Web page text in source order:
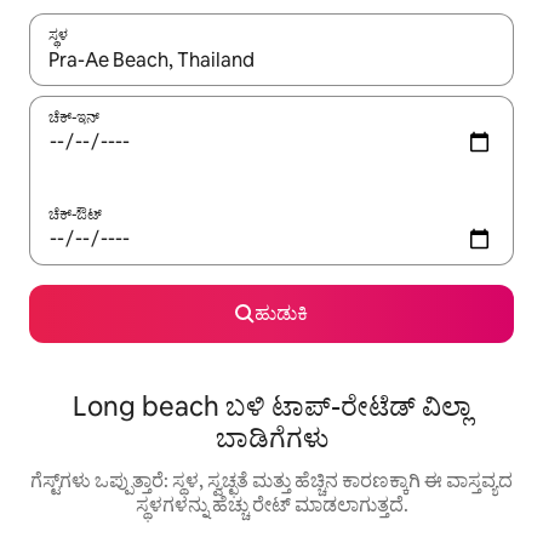
ಸ್ಥಳ
ಫಲಿತಾಂಶಗಳು ಲಭ್ಯವಿರುವಾಗ, ಅಪ್ ಮತ್ತು ಡೌನ್ ಬಾಣದ ಕೀಲಿಗಳೊಂದಿಗೆ
ಚೆಕ್-ಇನ್
ಚೆಕ್-ಔಟ್
ಹುಡುಕಿ
Long beach ಬಳಿ ಟಾಪ್-ರೇಟೆಡ್ ವಿಲ್ಲಾ
ಬಾಡಿಗೆಗಳು
ಗೆಸ್ಟ್‌ಗಳು ಒಪ್ಪುತ್ತಾರೆ: ಸ್ಥಳ, ಸ್ವಚ್ಛತೆ ಮತ್ತು ಹೆಚ್ಚಿನ ಕಾರಣಕ್ಕಾಗಿ ಈ ವಾಸ್ತವ್ಯದ
ಸ್ಥಳಗಳನ್ನು ಹೆಚ್ಚು ರೇಟ್ ಮಾಡಲಾಗುತ್ತದೆ.